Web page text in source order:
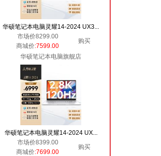
华硕笔记本电脑灵耀14-2024 UX3...
市场价8299.00
购买
商城价:7599.00
华硕笔记本电脑旗舰店
华硕笔记本电脑灵耀14-2024 UX...
市场价8399.00
购买
商城价:7699.00